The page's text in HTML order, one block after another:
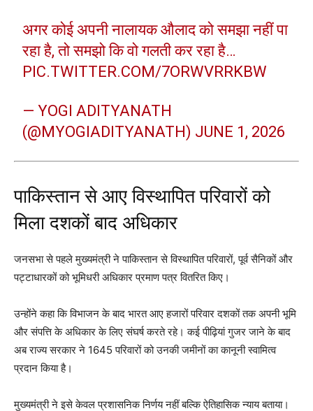
अगर कोई अपनी नालायक औलाद को समझा नहीं पा
रहा है, तो समझो कि वो गलती कर रहा है…
PIC.TWITTER.COM/7ORWVRRKBW
— YOGI ADITYANATH
(@MYOGIADITYANATH) JUNE 1, 2026
पाकिस्तान से आए विस्थापित परिवारों को
मिला दशकों बाद अधिकार
जनसभा से पहले मुख्यमंत्री ने पाकिस्तान से विस्थापित परिवारों, पूर्व सैनिकों और
पट्टाधारकों को भूमिधरी अधिकार प्रमाण पत्र वितरित किए।
उन्होंने कहा कि विभाजन के बाद भारत आए हजारों परिवार दशकों तक अपनी भूमि
और संपत्ति के अधिकार के लिए संघर्ष करते रहे। कई पीढ़ियां गुजर जाने के बाद
अब राज्य सरकार ने 1645 परिवारों को उनकी जमीनों का कानूनी स्वामित्व
प्रदान किया है।
मुख्यमंत्री ने इसे केवल प्रशासनिक निर्णय नहीं बल्कि ऐतिहासिक न्याय बताया।